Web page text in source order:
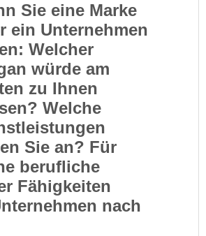
Sie eine Marke
ein Unternehmen
Welcher
würde am
zu Ihnen
Welche
Sie an? Für
berufliche
Fähigkeiten
nach